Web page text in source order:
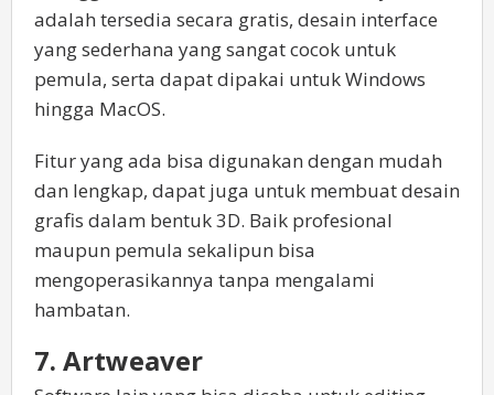
adalah tersedia secara gratis, desain interface
yang sederhana yang sangat cocok untuk
pemula, serta dapat dipakai untuk Windows
hingga MacOS.
Fitur yang ada bisa digunakan dengan mudah
dan lengkap, dapat juga untuk membuat desain
grafis dalam bentuk 3D. Baik profesional
maupun pemula sekalipun bisa
mengoperasikannya tanpa mengalami
hambatan.
7. Artweaver